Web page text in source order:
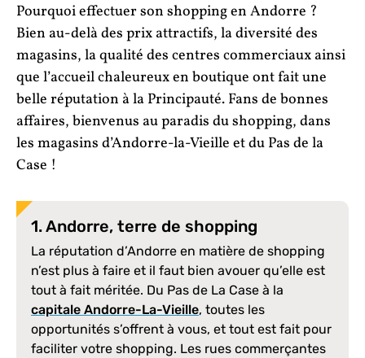
Pourquoi effectuer son shopping en Andorre ?
Bien au-delà des prix attractifs, la diversité des
magasins, la qualité des centres commerciaux ainsi
que l’accueil chaleureux en boutique ont fait une
belle réputation à la Principauté. Fans de bonnes
affaires, bienvenus au paradis du shopping, dans
les magasins d’Andorre-la-Vieille et du Pas de la
Case !
1. Andorre, terre de shopping
La réputation d’Andorre en matière de shopping
n’est plus à faire et il faut bien avouer qu’elle est
tout à fait méritée. Du Pas de La Case à la
capitale Andorre-La-Vieille, toutes les
opportunités s’offrent à vous, et tout est fait pour
faciliter votre shopping. Les rues commerçantes